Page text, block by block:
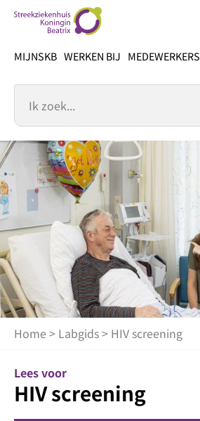
inhoud
MIJNSKB WERKEN BIJ MEDEWERKERS
Home > Labgids> HIV screening
Lees voor
HIV screening